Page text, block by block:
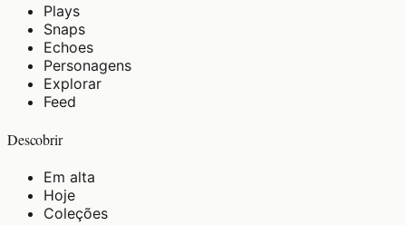
Plays
Snaps
Echoes
Personagens
Explorar
Feed
Descobrir
Em alta
Hoje
Coleções